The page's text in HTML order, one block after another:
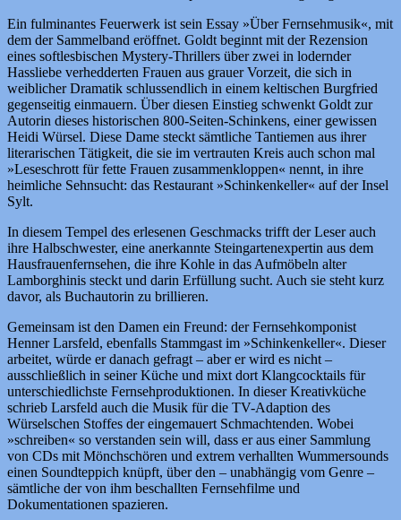
Ein fulminantes Feuerwerk ist sein Essay »Über Fernsehmusik«, mit
dem der Sammelband eröffnet. Goldt beginnt mit der Rezension
eines softlesbischen Mystery-Thrillers über zwei in lodernder
Hassliebe verhedderten Frauen aus grauer Vorzeit, die sich in
weiblicher Dramatik schlussendlich in einem keltischen Burgfried
gegenseitig einmauern. Über diesen Einstieg schwenkt Goldt zur
Autorin dieses historischen 800-Seiten-Schinkens, einer gewissen
Heidi Würsel. Diese Dame steckt sämtliche Tantiemen aus ihrer
literarischen Tätigkeit, die sie im vertrauten Kreis auch schon mal
»Leseschrott für fette Frauen zusammenkloppen« nennt, in ihre
heimliche Sehnsucht: das Restaurant »Schinkenkeller« auf der Insel
Sylt.
In diesem Tempel des erlesenen Geschmacks trifft der Leser auch
ihre Halbschwester, eine anerkannte Steingartenexpertin aus dem
Hausfrauenfernsehen, die ihre Kohle in das Aufmöbeln alter
Lamborghinis steckt und darin Erfüllung sucht. Auch sie steht kurz
davor, als Buchautorin zu brillieren.
Gemeinsam ist den Damen ein Freund: der Fernsehkomponist
Henner Larsfeld, ebenfalls Stammgast im »Schinkenkeller«. Dieser
arbeitet, würde er danach gefragt – aber er wird es nicht –
ausschließlich in seiner Küche und mixt dort Klangcocktails für
unterschiedlichste Fernsehproduktionen. In dieser Kreativküche
schrieb Larsfeld auch die Musik für die TV-Adaption des
Würselschen Stoffes der eingemauert Schmachtenden. Wobei
»schreiben« so verstanden sein will, dass er aus einer Sammlung
von CDs mit Mönchschören und extrem verhallten Wummersounds
einen Soundteppich knüpft, über den – unabhängig vom Genre –
sämtliche der von ihm beschallten Fernsehfilme und
Dokumentationen spazieren.